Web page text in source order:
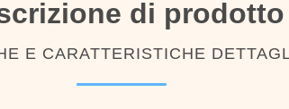
di prodotto
E CARATTERISTICHE